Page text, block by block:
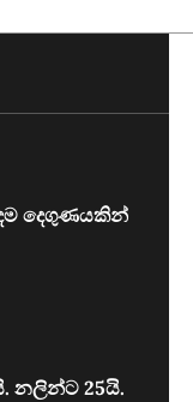
නලින්ට 25යි.